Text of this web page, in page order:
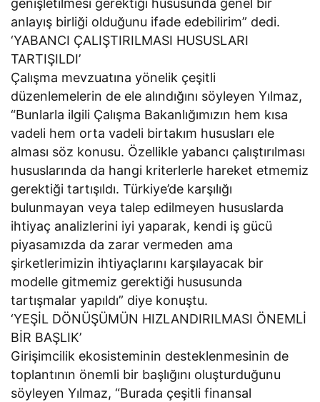
genişletilmesi gerektiği hususunda genel bir
anlayış birliği olduğunu ifade edebilirim” dedi.
‘YABANCI ÇALIŞTIRILMASI HUSUSLARI
TARTIŞILDI’
Çalışma mevzuatına yönelik çeşitli
düzenlemelerin de ele alındığını söyleyen Yılmaz,
“Bunlarla ilgili Çalışma Bakanlığımızın hem kısa
vadeli hem orta vadeli birtakım hususları ele
alması söz konusu. Özellikle yabancı çalıştırılması
hususlarında da hangi kriterlerle hareket etmemiz
gerektiği tartışıldı. Türkiye’de karşılığı
bulunmayan veya talep edilmeyen hususlarda
ihtiyaç analizlerini iyi yaparak, kendi iş gücü
piyasamızda da zarar vermeden ama
şirketlerimizin ihtiyaçlarını karşılayacak bir
modelle gitmemiz gerektiği hususunda
tartışmalar yapıldı” diye konuştu.
‘YEŞİL DÖNÜŞÜMÜN HIZLANDIRILMASI ÖNEMLİ
BİR BAŞLIK’
Girişimcilik ekosisteminin desteklenmesinin de
toplantının önemli bir başlığını oluşturduğunu
söyleyen Yılmaz, “Burada çeşitli finansal